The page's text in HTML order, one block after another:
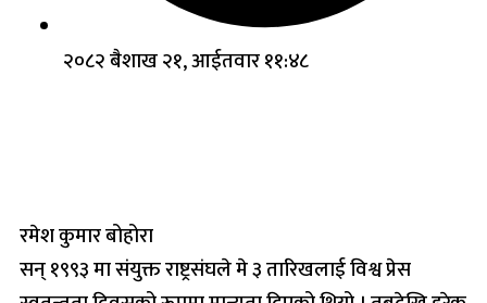
२०८२ बैशाख २१, आईतवार ११:४८
रमेश कुमार बोहोरा
सन् १९९३ मा संयुक्त राष्ट्रसंघले मे ३ तारिखलाई विश्व प्रेस